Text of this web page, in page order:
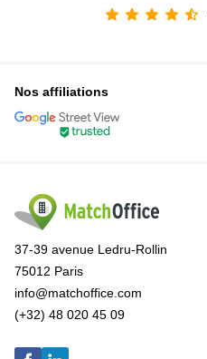
Nos affiliations
37-39 avenue Ledru-Rollin
75012 Paris
info@matchoffice.com
(+32) 48 020 45 09